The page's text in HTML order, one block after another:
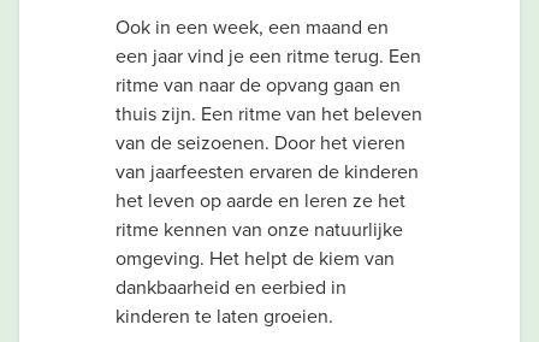
Ook in een week, een maand en
een jaar vind je een ritme terug. Een
ritme van naar de opvang gaan en
thuis zijn. Een ritme van het beleven
van de seizoenen. Door het vieren
van jaarfeesten ervaren de kinderen
het leven op aarde en leren ze het
ritme kennen van onze natuurlijke
omgeving. Het helpt de kiem van
dankbaarheid en eerbied in
kinderen te laten groeien.